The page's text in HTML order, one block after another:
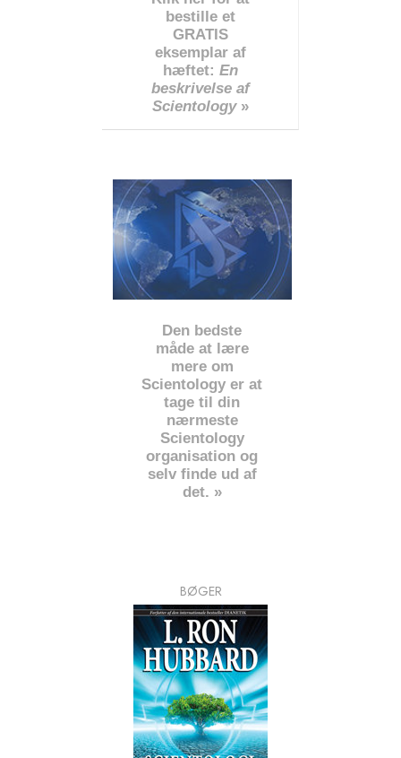
bestille et
GRATIS
eksemplar af
hæftet: En
beskrivelse af
Scientology»
Den bedste
måde at lære
mere om
Scientology er at
tage til din
nærmeste
Scientology
organisation og
selv finde ud af
det. »
BØGER